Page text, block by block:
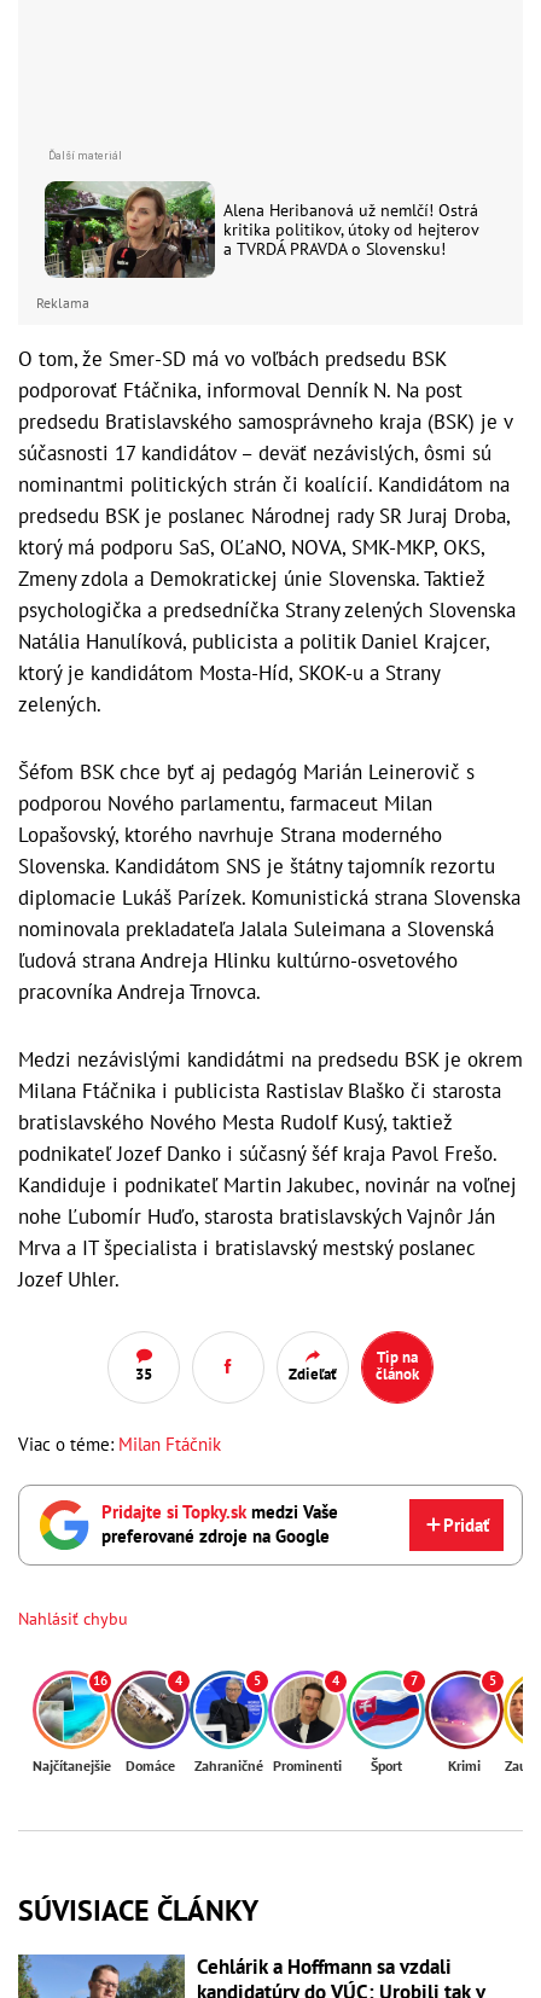
Alena Heribanová už nemlčí! Ostrá
kritika politikov, útoky od hejterov
a TVRDÁ PRAVDA o Slovensku!
Reklama
O tom, že Smer-SD má vo voľbách predsedu BSK
podporovať Ftáčnika, informoval Denník N. Na post
predsedu Bratislavského samosprávneho kraja (BSK) je v
súčasnosti 17 kandidátov – deväť nezávislých, ôsmi sú
nominantmi politických strán či koalícií. Kandidátom na
predsedu BSK je poslanec Národnej rady SR Juraj Droba,
ktorý má podporu SaS, OĽaNO, NOVA, SMK-MKP, OKS,
Zmeny zdola a Demokratickej únie Slovenska. Taktiež
psychologička a predsedníčka Strany zelených Slovenska
Natália Hanulíková, publicista a politik Daniel Krajcer,
ktorý je kandidátom Mosta-Híd, SKOK-u a Strany
zelených.
Šéfom BSK chce byť aj pedagóg Marián Leinerovič s
podporou Nového parlamentu, farmaceut Milan
Lopašovský, ktorého navrhuje Strana moderného
Slovenska. Kandidátom SNS je štátny tajomník rezortu
diplomacie Lukáš Parízek. Komunistická strana Slovenska
nominovala prekladateľa Jalala Suleimana a Slovenská
ľudová strana Andreja Hlinku kultúrno-osvetového
pracovníka Andreja Trnovca.
Medzi nezávislými kandidátmi na predsedu BSK je okrem
Milana Ftáčnika i publicista Rastislav Blaško či starosta
bratislavského Nového Mesta Rudolf Kusý, taktiež
podnikateľ Jozef Danko i súčasný šéf kraja Pavol Frešo.
Kandiduje i podnikateľ Martin Jakubec, novinár na voľnej
nohe Ľubomír Huďo, starosta bratislavských Vajnôr Ján
Mrva a IT špecialista i bratislavský mestský poslanec
Jozef Uhler.
35 Zdieľať
Tip na
článok
Viac o téme: Milan Ftáčnik
Pridajte si Topky.skmedzi Vaše
preferované zdroje na Google
Pridať
Nahlásiť chybu
16
Najčítanejšie
4
Domáce
5
Zahraničné
4
Prominenti
7
Šport
5
Krimi
SÚVISIACE ČLÁNKY
Cehlárik a Hoffmann sa vzdali
kandidatúry do VÚC: Urobili tak v